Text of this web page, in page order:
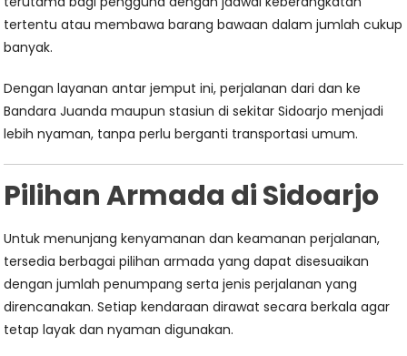
tertentu atau membawa barang bawaan dalam jumlah cukup
banyak.
Dengan layanan antar jemput ini, perjalanan dari dan ke
Bandara Juanda maupun stasiun di sekitar Sidoarjo menjadi
lebih nyaman, tanpa perlu berganti transportasi umum.
Pilihan Armada di Sidoarjo
Untuk menunjang kenyamanan dan keamanan perjalanan,
tersedia berbagai pilihan armada yang dapat disesuaikan
dengan jumlah penumpang serta jenis perjalanan yang
direncanakan. Setiap kendaraan dirawat secara berkala agar
tetap layak dan nyaman digunakan.